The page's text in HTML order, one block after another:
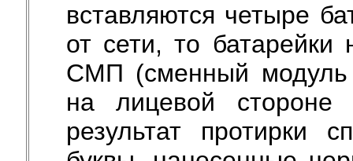
вставляются четыре
от сети, то
СМП (сменный модуль
на лицевой
результат протирки